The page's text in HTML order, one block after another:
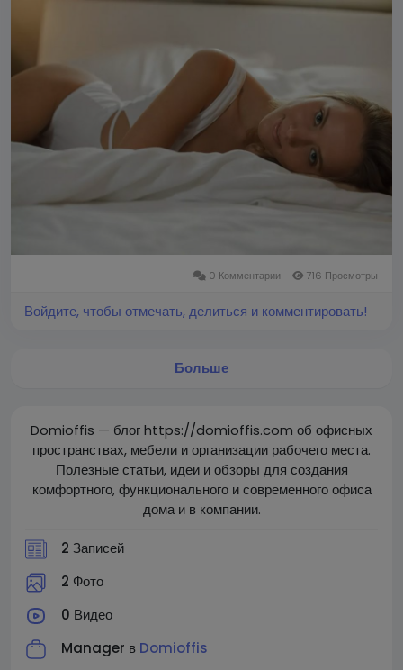
Domioffis — блог https://domioffis.com об офисных
пространствах, мебели и организации рабочего места.
Полезные статьи, идеи и обзоры для создания
комфортного, функционального и современного офиса
дома и в компании.
2 Записей
2 Фото
0 Видео
Manager в Domioffis
0 Комментарии 716 Просмотры
Войдите, чтобы отмечать, делиться и комментировать!
Больше